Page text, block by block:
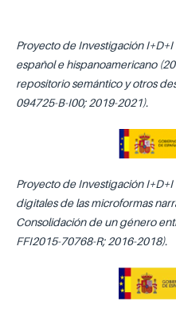
Proyecto de Investigación I+D+I
español e hispanoamericano
repositorio semántico y otros
094725-B-I00; 2019-2021).
Proyecto de Investigación I+D+I
digitales de las microformas
Consolidación de un género
FFI2015-70768-R; 2016-2018).